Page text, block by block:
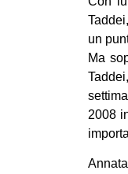
un
Ma
Taddei,
2008